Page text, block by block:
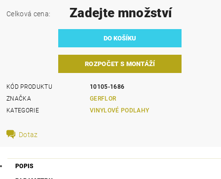
Celková cena: Zadejte množství
ROZPOČET S MONTÁŽÍ
KÓD PRODUKTU
10105-1686
ZNAČKA
GERFLOR
KATEGORIE
VINYLOVÉ PODLAHY
Dotaz
POPIS